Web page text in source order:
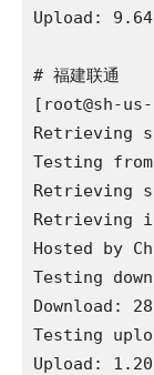
Upload:
# 福建联通
[root@sh-
Retrieving
Testing
Retrieving
Retrieving
Hosted by
Testing
Download:
Testing
Upload: